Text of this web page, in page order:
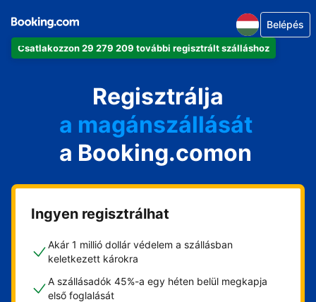
Csatlakozzon 29 279 209 további regisztrált szálláshoz
Belépés
Regisztrálja
az apartmanját
a szállodáját
a magánszállását
a vendégházát
a házát
a Booking.comon
Ingyen regisztrálhat
Akár 1 millió dollár védelem a szállásban
keletkezett károkra
A szállásadók 45%-a egy héten belül megkapja
első foglalását